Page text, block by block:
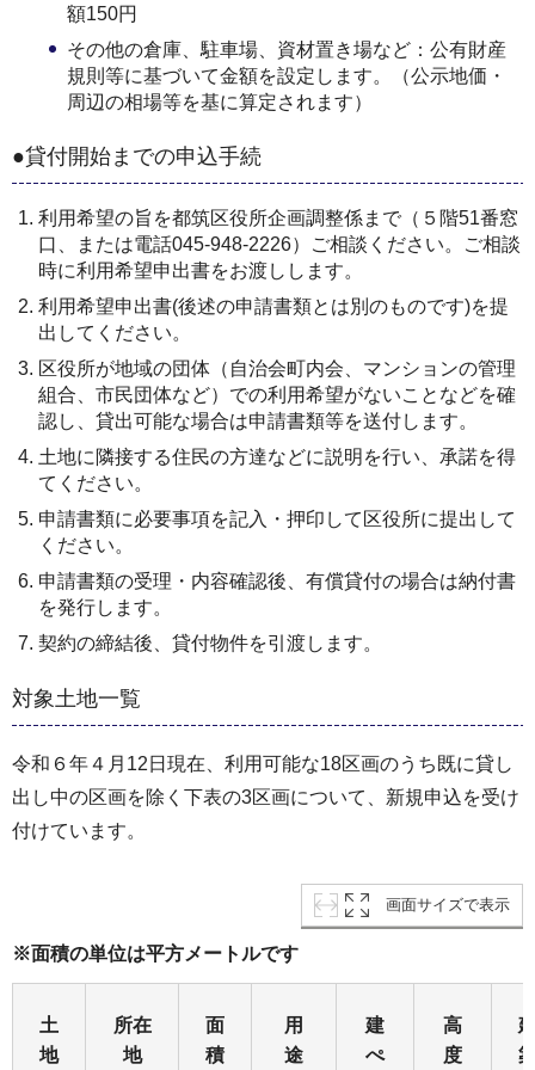
額150円
その他の倉庫、駐車場、資材置き場など：公有財産
規則等に基づいて金額を設定します。（公示地価・
周辺の相場等を基に算定されます）
●貸付開始までの申込手続
利用希望の旨を都筑区役所企画調整係まで（５階51番窓
口、または電話045-948-2226）ご相談ください。ご相談
時に利用希望申出書をお渡しします。
利用希望申出書(後述の申請書類とは別のものです)を提
出してください。
区役所が地域の団体（自治会町内会、マンションの管理
組合、市民団体など）での利用希望がないことなどを確
認し、貸出可能な場合は申請書類等を送付します。
土地に隣接する住民の方達などに説明を行い、承諾を得
てください。
申請書類に必要事項を記入・押印して区役所に提出して
ください。
申請書類の受理・内容確認後、有償貸付の場合は納付書
を発行します。
契約の締結後、貸付物件を引渡します。
対象土地一覧
令和６年４月12日現在、利用可能な18区画のうち既に貸し
出し中の区画を除く下表の3区画について、新規申込を受け
付けています。
画面サイズで表示
※面積の単位は平方メートルです
土
地
所在
地
面
積
用
途
建
ぺ
高
度